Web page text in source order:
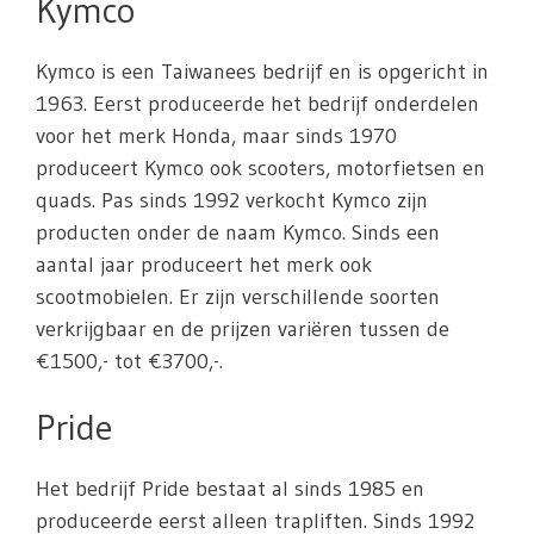
Kymco
Kymco is een Taiwanees bedrijf en is opgericht in
1963. Eerst produceerde het bedrijf onderdelen
voor het merk Honda, maar sinds 1970
produceert Kymco ook scooters, motorfietsen en
quads. Pas sinds 1992 verkocht Kymco zijn
producten onder de naam Kymco. Sinds een
aantal jaar produceert het merk ook
scootmobielen. Er zijn verschillende soorten
verkrijgbaar en de prijzen variëren tussen de
€1500,- tot €3700,-.
Pride
Het bedrijf Pride bestaat al sinds 1985 en
produceerde eerst alleen trapliften. Sinds 1992